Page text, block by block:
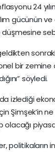
24
gücünün
düşmesine
bir zemine
söyledi.
izlediği
Şimşek’in
olacağı
politikaların